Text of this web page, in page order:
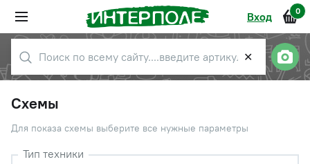
Вход 0
✕
Схемы
Для показа схемы выберите все нужные параметры
Тип техники